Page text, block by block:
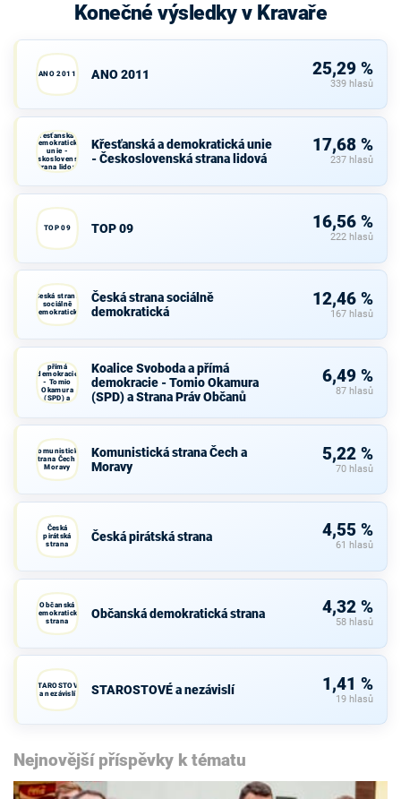
Konečné výsledky v Kravaře
ANO 2011 ANO 2011 25,29 %
339 hlasů
Křesťanská a
demokratická
unie -
Československá
strana lidová
Křesťanská a demokratická unie
- Československá strana lidová
17,68 %
237 hlasů
TOP 09 TOP 09 16,56 %
222 hlasů
Česká strana
sociálně
demokratická
Česká strana sociálně
demokratická
12,46 %
167 hlasů
Koalice
přímá
demokracie
- Tomio
Okamura
(SPD) a
Strana Práv
Koalice Svoboda a přímá
demokracie - Tomio Okamura
(SPD) a Strana Práv Občanů
6,49 %
87 hlasů
Komunistická
strana Čech a
Moravy
Komunistická strana Čech a
Moravy
5,22 %
70 hlasů
Česká
pirátská
strana
Česká pirátská strana 4,55 %
61 hlasů
Občanská
demokratická
strana
Občanská demokratická strana 4,32 %
58 hlasů
STAROSTOVÉ
a nezávislí
STAROSTOVÉ a nezávislí 1,41 %
19 hlasů
Nejnovější příspěvky k tématu